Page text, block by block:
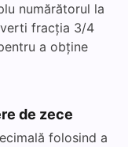
numărătorul la
fracția 3/4
a obține
de zece
folosind a